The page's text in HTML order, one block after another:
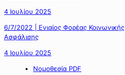
4 Ιουλίου 2025
6/7/2022 | Ενιαίος Φορέας Κοινωνικής
Ασφάλισης
4 Ιουλίου 2025
Νομοθεσία PDF